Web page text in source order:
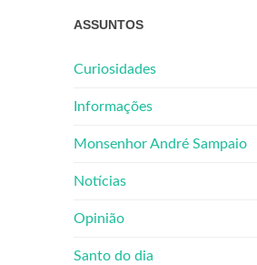
ASSUNTOS
Curiosidades
Informações
Monsenhor André Sampaio
Notícias
Opinião
Santo do dia